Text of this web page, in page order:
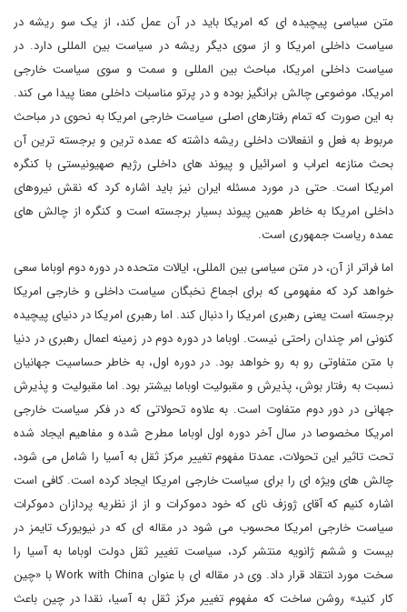
متن سیاسی پیچیده ای که امریکا باید در آن عمل کند، از یک سو ریشه در
سیاست داخلی امریکا و از سوی دیگر ریشه در سیاست بین المللی دارد. در
سیاست داخلی امریکا، مباحث بین المللی و سمت و سوی سیاست خارجی
امریکا، موضوعی چالش برانگیز بوده و در پرتو مناسبات داخلی معنا پیدا می کند.
به این صورت که تمام رفتارهای اصلی سیاست خارجی امریکا به نحوی در مباحث
مربوط به فعل و انفعالات داخلی ریشه داشته که عمده ترین و برجسته ترین آن
بحث منازعه اعراب و اسرائیل و پیوند های داخلی رژیم صهیونیستی با کنگره
امریکا است. حتی در مورد مسئله ایران نیز باید اشاره کرد که نقش نیروهای
داخلی امریکا به خاطر همین پیوند بسیار برجسته است و کنگره از چالش های
عمده ریاست جمهوری است.
اما فراتر از آن، در متن سیاسی بین المللی، ایالات متحده در دوره دوم اوباما سعی
خواهد کرد که مفهومی که برای اجماع نخبگان سیاست داخلی و خارجی امریکا
برجسته است یعنی رهبری امریکا را دنبال کند. اما رهبری امریکا در دنیای پیچیده
کنونی امر چندان راحتی نیست. اوباما در دوره دوم در زمینه اعمال رهبری در دنیا
با متن متفاوتی رو به رو خواهد بود. در دوره اول، به خاطر حساسیت جهانیان
نسبت به رفتار بوش، پذیرش و مقبولیت اوباما بیشتر بود. اما مقبولیت و پذیرش
جهانی در دور دوم متفاوت است. به علاوه تحولاتی که در فکر سیاست خارجی
امریکا مخصوصا در سال آخر دوره اول اوباما مطرح شده و مفاهیم ایجاد شده
تحت تاثیر این تحولات، عمدتا مفهوم تغییر مرکز ثقل به آسیا را شامل می شود،
چالش های ویژه ای را برای سیاست خارجی امریکا ایجاد کرده است. کافی است
اشاره کنیم که آقای ژوزف نای که خود دموکرات و از از نظریه پردازان دموکرات
سیاست خارجی امریکا محسوب می شود در مقاله ای که در نیویورک تایمز در
بیست و ششم ژانویه منتشر کرد، سیاست تغییر ثقل دولت اوباما به آسیا را
سخت مورد انتقاد قرار داد. وی در مقاله ای با عنوانWork with Chinaبا «چین
کار کنید» روشن ساخت که مفهوم تغییر مرکز ثقل به آسیا، نقدا در چین باعث